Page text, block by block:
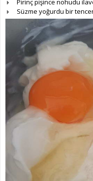
Pirinç pişince nohudu
Süzme yoğurdu bir